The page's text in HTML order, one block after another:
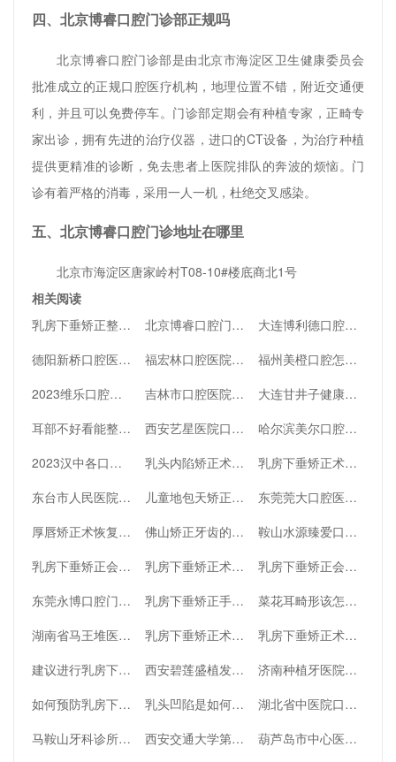
四、北京博睿口腔门诊部正规吗
北京博睿口腔门诊部是由北京市海淀区卫生健康委员会
批准成立的正规口腔医疗机构，地理位置不错，附近交通便
利，并且可以免费停车。门诊部定期会有种植专家，正畸专
家出诊，拥有先进的治疗仪器，进口的CT设备，为治疗种植
提供更精准的诊断，免去患者上医院排队的奔波的烦恼。门
诊有着严格的消毒，采用一人一机，杜绝交叉感染。
五、北京博睿口腔门诊地址在哪里
北京市海淀区唐家岭村T08-10#楼底商北1号
相关阅读
乳房下垂矫正整形手术的适应症和禁忌症
北京博睿口腔门诊部怎么样？正规牙科口碑、坐诊医生资质简介
大连博利德口腔怎么样？医生介绍+擅长项目了解一下
德阳新桥口腔医院种植牙好吗？附医生资料
福宏林口腔医院是全国连锁的吗？医生？口碑简介及评价一览
福州美橙口腔怎么样-做牙齿矫正案例+医生口碑分享!
2023维乐口腔医院价目表更新，快来扒一扒
吉林市口腔医院种植科实力介绍
大连甘井子健康口腔医院怎么样？医生介绍，医院点评，地址一键全览
耳部不好看能整形吗
西安艺星医院口腔科牙齿矫正效果好不好
哈尔滨美尔口腔门诊部怎么样？附医生名单推荐、口碑赶紧收藏
2023汉中各口腔医院种植牙价格更新，快来看一看
乳头内陷矫正术需要注意什么
乳房下垂矫正术的切口会隐藏在腋下吗？
东台市人民医院实力好吗
儿童地包天矫正牙齿会有什么改变
东莞莞大口腔医院怎么样？一起来看看
厚唇矫正术恢复你的面部美丽
佛山矫正牙齿的医院有哪些，壹加壹，春芽等实力在线
鞍山水源臻爱口腔门诊部怎么样？医生介绍、医院简介全新解读
乳房下垂矫正会对身体有影响吗
乳房下垂矫正术采用全身麻醉吗
乳房下垂矫正会不会留下疤痕吗？
东莞永博口腔门诊部技术行吗
乳房下垂矫正手术需要多少钱呢？
菜花耳畸形该怎么矫正效果好
湖南省马王堆医院口腔科实力介绍
乳房下垂矫正术后注意
乳房下垂矫正术的方法有哪几种？
建议进行乳房下垂矫正手术的人群
西安碧莲盛植发医院发际线种植好吗
济南种植牙医院排名榜曝光，这些医院口碑好
如何预防乳房下垂？
乳头凹陷是如何形成的？
湖北省中医院口腔科人工种植牙效果好不好
马鞍山牙科诊所排名曝光，医院推荐速看
西安交通大学第一附属医院种植牙多少钱
葫芦岛市中心医院口腔科好不好